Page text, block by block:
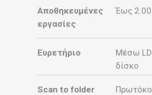
Αποθηκευμένες
εργασίες
Έως
Ευρετήριο
Μέσω
δίσκο
Scan to folder